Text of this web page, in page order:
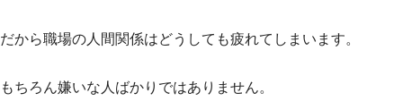
だから職場の人間関係はどうしても疲れてしまいます。
もちろん嫌いな人ばかりではありません。